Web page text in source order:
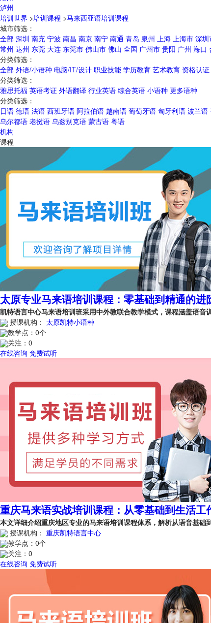
泸州
培训世界 >培训课程 >马来西亚语培训课程
城市筛选：
全部 深圳 南充 宁波 南昌 南京 南宁 南通 青岛 泉州 上海 上海市 深圳
常州 达州 东莞 大连 东莞市 佛山市 佛山 全国 广州市 贵阳 广州 海口
分类筛选：
全部 外语/小语种 电脑/IT/设计 职业技能 学历教育 艺术教育 资格认证
分类筛选：
雅思托福 英语考证 外语翻译 行业英语 综合英语 小语种 更多语种
分类筛选：
日语 德语 法语 西班牙语 阿拉伯语 越南语 葡萄牙语 匈牙利语 波兰语
乌尔都语 老挝语 乌兹别克语 蒙古语 粤语
机构
课程
太原专业马来语培训课程：零基础到精通的进
凯特语言中心马来语培训班采用中外教联合教学模式，课程涵盖语
授课机构： 太原凯特小语种
教学点： 0个
关注： 0
在线咨询 免费试听
重庆马来语实战培训课程：从零基础到生活工
本文详细介绍重庆地区专业的马来语培训课程体系，解析从语音基
授课机构： 重庆凯特语言中心
教学点： 0个
关注： 0
在线咨询 免费试听